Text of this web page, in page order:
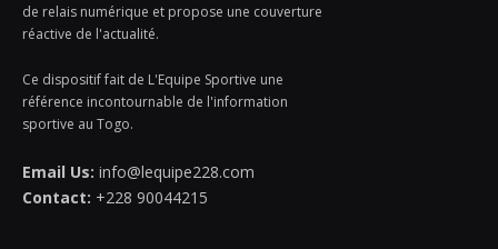
de relais numérique et propose une couverture
réactive de l'actualité.
Ce dispositif fait de L'Equipe Sportive une
référence incontournable de l'information
sportive au Togo.
Email Us: info@lequipe228.com
Contact: +228 90044215